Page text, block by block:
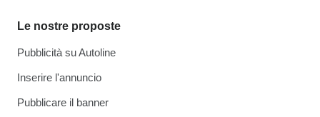
Le nostre proposte
Pubblicità su Autoline
Inserire l'annuncio
Pubblicare il banner